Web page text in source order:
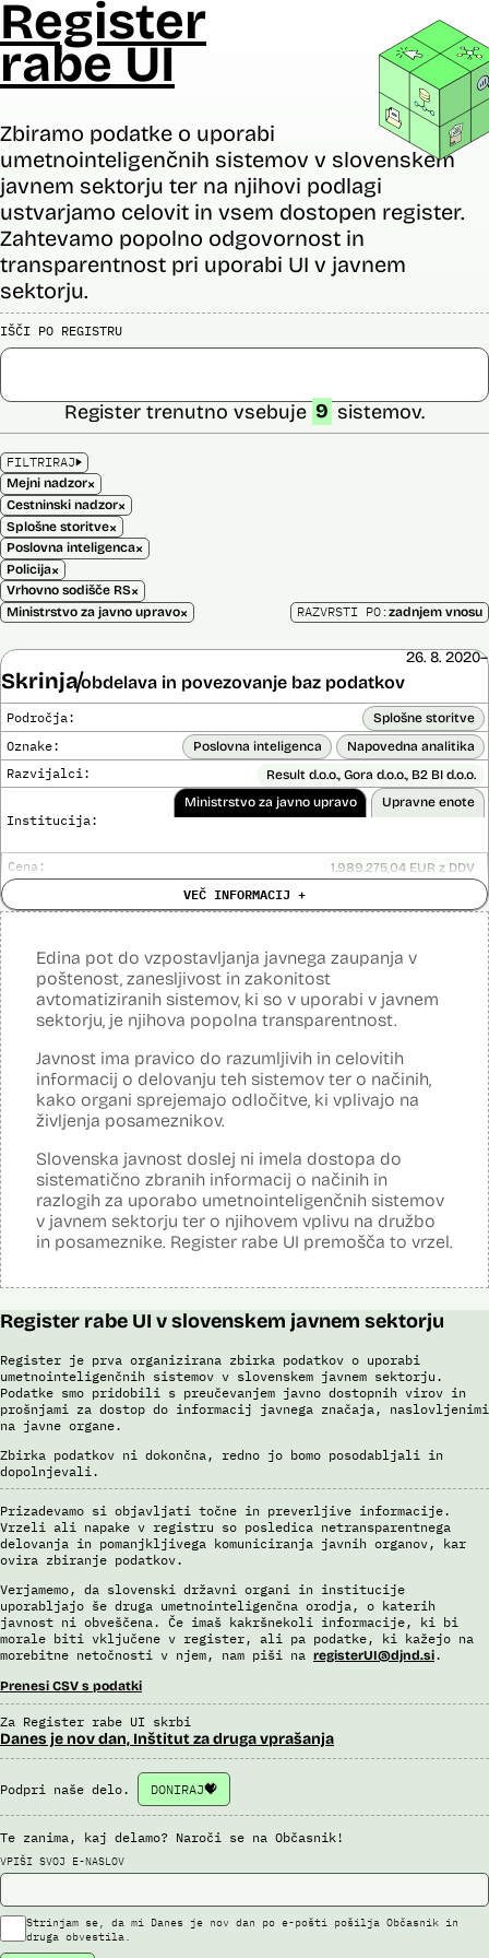
Register
rabe UI
Zbiramo podatke o uporabi
umetnointeligenčnih sistemov v slovenskem
javnem sektorju ter na njihovi podlagi
ustvarjamo celovit in vsem dostopen register.
Zahtevamo popolno odgovornost in
transparentnost pri uporabi UI v javnem
sektorju.
IŠČI PO REGISTRU
FILTRIRAJ
Mejni nadzor×
Cestninski nadzor×
Splošne storitve×
Poslovna inteligenca×
Policija×
Vrhovno sodišče RS×
Ministrstvo za javno upravo×
Register trenutno vsebuje 9 sistemov.
RAZVRSTI PO:zadnjem vnosu
Skrinjaobdelava in povezovanje baz podatkov
26. 8. 2020–
Področja: Splošne storitve
Oznake: Poslovna inteligenca Napovedna analitika
Razvijalci: Result d.o.o., Gora d.o.o., B2 BI d.o.o.
Institucija:
Ministrstvo za javno upravo Upravne enote
Cena: 1.989.275,04 EUR z DDV
Analiza učinka na človekove pravice
opravljena:
Posodobljeno: 3. december 2024
Sistem omogoča obdelavo in vizualizacijo podatkov, povezovanje baz
podatkov, pripravo poročil, dinamično raziskovanje podatkov, uporabo
napovedne analitike, opazovanje gibanja podatkov v različnih
(če – potem), simulacije kompleksnejših problemov in scenarijev,
načrtovanje aktivnosti in porabe virov.
Viri:
Dosje javnega naročila
Podrobnosti izdelka na portalu NIO
Predstavitev projekta na gov.si
Predstavitev projekta na portalu OECD OPSI
Odgovor na zahtevo za dostop do informacij javnega značaja
Tehnične specifikacije iz razpisne dokumentacije
VEČ INFORMACIJ +
Edina pot do vzpostavljanja javnega zaupanja v
poštenost, zanesljivost in zakonitost
avtomatiziranih sistemov, ki so v uporabi v javnem
sektorju, je njihova popolna transparentnost.
Javnost ima pravico do razumljivih in celovitih
informacij o delovanju teh sistemov ter o načinih,
kako organi sprejemajo odločitve, ki vplivajo na
življenja posameznikov.
Slovenska javnost doslej ni imela dostopa do
sistematično zbranih informacij o načinih in
razlogih za uporabo umetnointeligenčnih sistemov
v javnem sektorju ter o njihovem vplivu na družbo
in posameznike. Register rabe UI premošča to vrzel.
Register rabe UI v slovenskem javnem sektorju
Register je prva organizirana zbirka podatkov o uporabi
umetnointeligenčnih sistemov v slovenskem javnem sektorju.
Podatke smo pridobili s preučevanjem javno dostopnih virov in
prošnjami za dostop do informacij javnega značaja, naslovljenimi
na javne organe.
Zbirka podatkov ni dokončna, redno jo bomo posodabljali in
dopolnjevali.
Prizadevamo si objavljati točne in preverljive informacije.
Vrzeli ali napake v registru so posledica netransparentnega
delovanja in pomanjkljivega komuniciranja javnih organov, kar
ovira zbiranje podatkov.
Verjamemo, da slovenski državni organi in institucije
uporabljajo še druga umetnointeligenčna orodja, o katerih
javnost ni obveščena. Če imaš kakršnekoli informacije, ki bi
morale biti vključene v register, ali pa podatke, ki kažejo na
morebitne netočnosti v njem, nam piši na registerUI@djnd.si.
Prenesi CSV s podatki
Za Register rabe UI skrbi
Danes je nov dan, Inštitut za druga vprašanja
Podpri naše delo. DONIRAJ
Te zanima, kaj delamo? Naroči se na Občasnik!
VPIŠI SVOJ E-NASLOV
Strinjam se, da mi Danes je nov dan po e-pošti pošilja Občasnik in
druga obvestila.